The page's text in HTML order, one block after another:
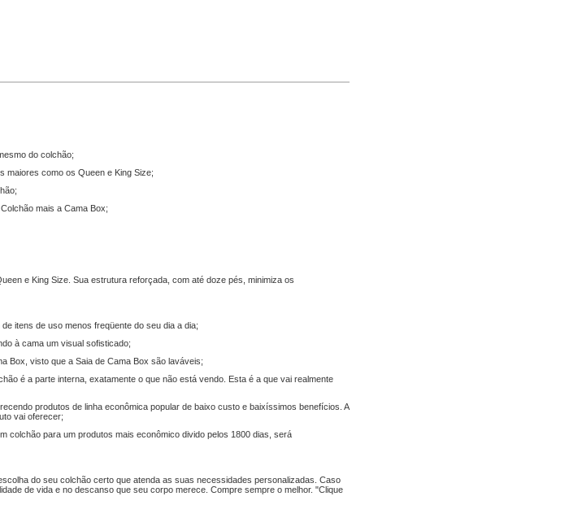
do colchão;
maiores como os Queen e King Size;
mais a Cama Box;
e King Size. Sua estrutura reforçada, com até doze pés, minimiza os
itens de uso menos freqüente do seu dia a dia;
à cama um visual sofisticado;
Box, visto que a Saia de Cama Box são laváveis;
é a parte interna, exatamente o que não está vendo. Esta é a que vai realmente
produtos de linha econômica popular de baixo custo e baixíssimos benefícios. A
vai oferecer;
colchão para um produtos mais econômico divido pelos 1800 dias, será
do seu colchão certo que atenda as suas necessidades personalizadas. Caso
de vida e no descanso que seu corpo merece. Compre sempre o melhor. "Clique